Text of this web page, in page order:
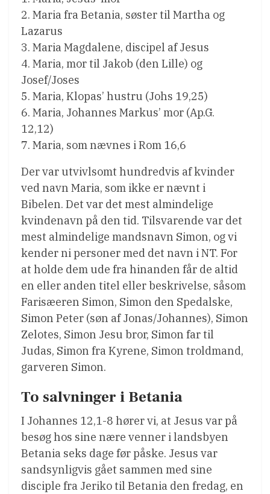
2. Maria fra Betania, søster til Martha og
Lazarus
3. Maria Magdalene, discipel af Jesus
4. Maria, mor til Jakob (den Lille) og
Josef/Joses
5. Maria, Klopas’ hustru (Johs 19,25)
6. Maria, Johannes Markus’ mor (Ap.G.
12,12)
7. Maria, som nævnes i Rom 16,6
Der var utvivlsomt hundredvis af kvinder
ved navn Maria, som ikke er nævnt i
Bibelen. Det var det mest almindelige
kvindenavn på den tid. Tilsvarende var det
mest almindelige mandsnavn Simon, og vi
kender ni personer med det navn i NT. For
at holde dem ude fra hinanden får de altid
en eller anden titel eller beskrivelse, såsom
Farisæeren Simon, Simon den Spedalske,
Simon Peter (søn af Jonas/Johannes), Simon
Zelotes, Simon Jesu bror, Simon far til
Judas, Simon fra Kyrene, Simon troldmand,
garveren Simon.
To salvninger i Betania
I Johannes 12,1-8 hører vi, at Jesus var på
besøg hos sine nære venner i landsbyen
Betania seks dage før påske. Jesus var
sandsynligvis gået sammen med sine
disciple fra Jeriko til Betania den fredag, en